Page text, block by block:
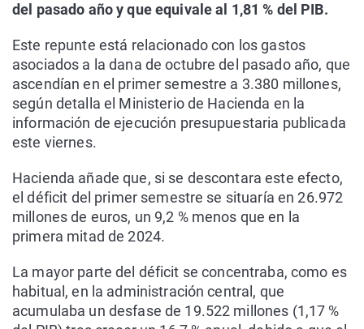
del pasado año y que equivale al 1,81 % del PIB.
Este repunte está relacionado con los gastos
asociados a la dana de octubre del pasado año, que
ascendían en el primer semestre a 3.380 millones,
según detalla el Ministerio de Hacienda en la
información de ejecución presupuestaria publicada
este viernes.
Hacienda añade que, si se descontara este efecto,
el déficit del primer semestre se situaría en 26.972
millones de euros, un 9,2 % menos que en la
primera mitad de 2024.
La mayor parte del déficit se concentraba, como es
habitual, en la administración central, que
acumulaba un desfase de 19.522 millones (1,17 %